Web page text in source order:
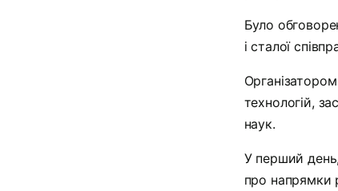
Було
і сталої
технологій,
наук.
У перший день,
про напрямки